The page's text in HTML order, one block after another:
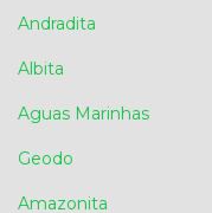
Andradita
Albita
Aguas Marinhas
Geodo
Amazonita